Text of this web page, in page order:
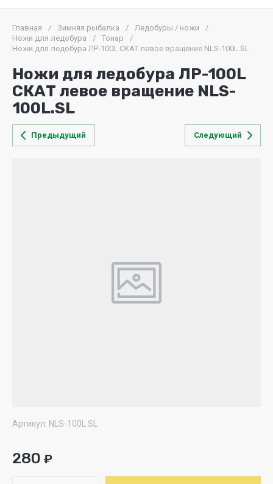
Главная / Зимняя рыбалка / Ледобуры / ножи
/
Ножи для ледобура
/ Тонар
/
Ножи для ледобура ЛР-100L СКАТ левое вращение NLS-100L.SL
Ножи для ледобура ЛР-100L
СКАТ левое вращение NLS-
100L.SL
Предыдущий Следующий
Артикул: NLS-100L.SL
280 ₽